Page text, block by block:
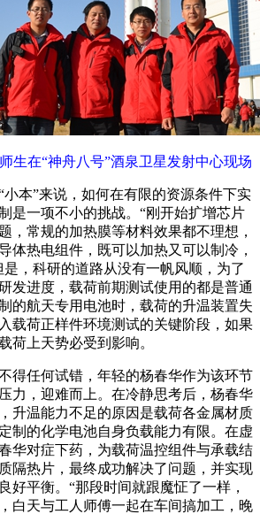
生在“神舟八号”酒泉卫星发射中心现场
本”来说，如何在有限的资源条件下实
是一项不小的挑战。“刚开始扩增芯片
，常规的加热膜等材料效果都不理想，
体热电组件，既可以加热又可以制冷，
，科研的道路从没有一帆风顺，为了
发进度，载荷前期测试使用的都是普通
的航天专用电池时，载荷的升温装置失
载荷正样件环境测试的关键阶段，如果
荷上天势必受到影响。
任何试错，年轻的杨春华作为该环节
力，迎难而上。在冷静思考后，杨春华
升温能力不足的原因是载荷各金属材质
制的化学电池自身负载能力有限。在虚
华对症下药，为载荷温控组件与承载结
隔热片，最终成功解决了问题，并实现
好平衡。“那段时间就跟魔怔了一样，
白天与工人师傅一起在车间搞加工，晚